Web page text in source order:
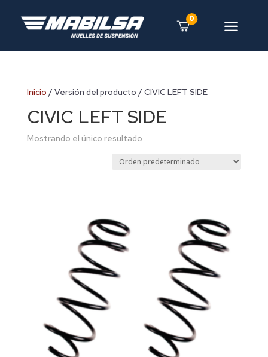
0 a
Inicio / Versión del producto / CIVIC LEFT SIDE
CIVIC LEFT SIDE
Mostrando el único resultado